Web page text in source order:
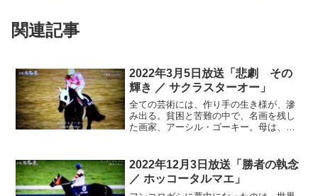
関連記事
2022年3月5日放送「悲劇 その
輝き ／ サクラスターオー」
全ての芸術には、作り手の生き様が、滲
み出る。貧困と苦難の中で、名画を残し
た画家、アーシル・ゴーキー。母は、ア
とわりついた不運が、彼を追い詰めたの
か。解き放たれた心は、作品に映し出さ
れて…
2022年12月3日放送「勝者の執念
／ ホッコータルマエ」